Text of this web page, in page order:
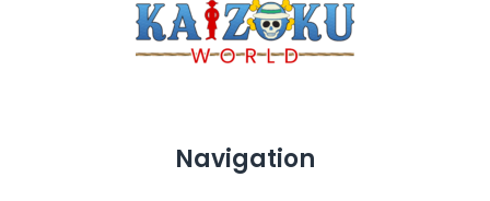
Navigation